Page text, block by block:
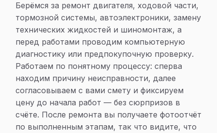
Берёмся за ремонт двигателя, ходовой части,
тормозной системы, автоэлектроники, замену
технических жидкостей и шиномонтаж, а
перед работами проводим компьютерную
диагностику или предпокупочную проверку.
Работаем по понятному процессу: сперва
находим причину неисправности, далее
согласовываем с вами смету и фиксируем
цену до начала работ — без сюрпризов в
счёте. После ремонта вы получаете фотоотчёт
по выполненным этапам, так что видите, что